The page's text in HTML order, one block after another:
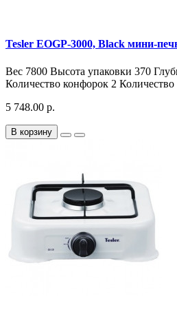
Tesler EOGP-3000, Black мини-
Вес 7800 Высота упаковки 370
Количество конфорок 2
5 748.00 р.
В корзину